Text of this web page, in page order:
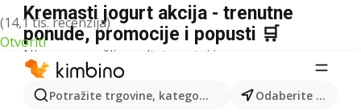
(14,1 tis. recenzija)
Otvoriti
Potražite trgovine, kategorije, proizvode... Odaberite grad
Kremasti jogurt akcija - trenutne
ponude, promocije i popusti 🛒
Nismo pronašli rezultate za taj izraz.
Kremasti jogurt u akciji - Gdje kupiti?
Kaufland Kremasti jogurt Lidl Kremasti jogurt